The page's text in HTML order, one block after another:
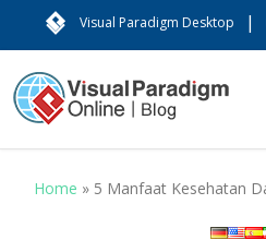
Visual Paradigm Desktop |
Home » 5 Manfaat Kesehatan